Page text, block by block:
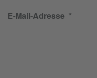
E-Mail-Adresse